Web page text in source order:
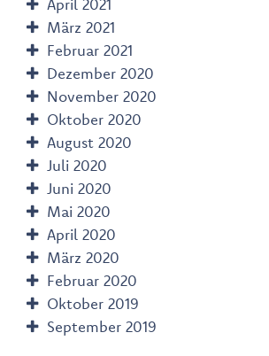
März 2021
Februar 2021
Dezember 2020
November 2020
Oktober 2020
August 2020
Juli 2020
Juni 2020
Mai 2020
April 2020
März 2020
Februar 2020
Oktober 2019
September 2019